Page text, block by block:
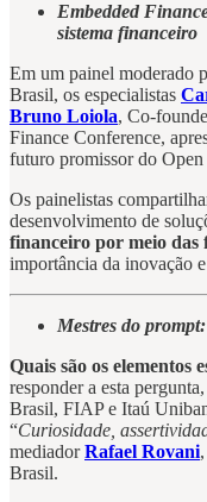
Embedded
sistema financeiro
Em um painel moderado
Brasil, os especialistas
Bruno Loiola, Co-
Finance Conference,
futuro promissor do
Os painelistas
desenvolvimento de
financeiro por meio das
importância da inovação
Mestres do
Quais são os elementos
responder a esta
Brasil, FIAP e Itaú
“Curiosidade,
mediadorRafael Rovani
Brasil.